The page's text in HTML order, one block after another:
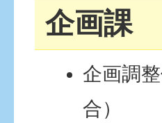
企画課
企画調
合）